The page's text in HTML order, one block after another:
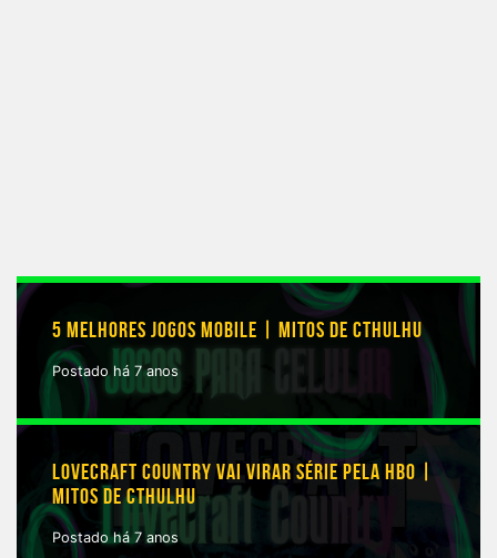
5 MELHORES JOGOS MOBILE | MITOS DE CTHULHU
Postado há 7 anos
LOVECRAFT COUNTRY VAI VIRAR SÉRIE PELA HBO |
MITOS DE CTHULHU
Postado há 7 anos